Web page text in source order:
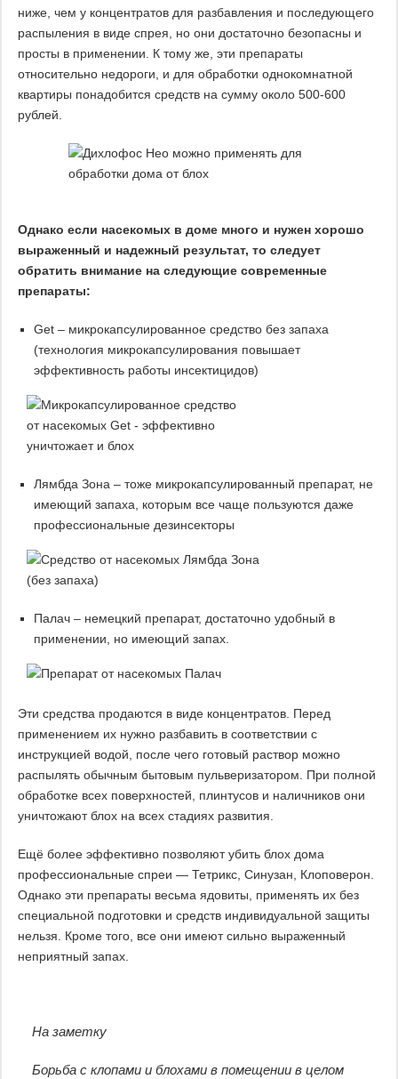
ниже, чем у концентратов для разбавления и последующего
распыления в виде спрея, но они достаточно безопасны и
просты в применении. К тому же, эти препараты
относительно недороги, и для обработки однокомнатной
квартиры понадобится средств на сумму около 500-600
рублей.
Однако если насекомых в доме много и нужен хорошо
выраженный и надежный результат, то следует
обратить внимание на следующие современные
препараты:
Get – микрокапсулированное средство без запаха
(технология микрокапсулирования повышает
эффективность работы инсектицидов)
Лямбда Зона – тоже микрокапсулированный препарат, не
имеющий запаха, которым все чаще пользуются даже
профессиональные дезинсекторы
Палач – немецкий препарат, достаточно удобный в
применении, но имеющий запах.
Эти средства продаются в виде концентратов. Перед
применением их нужно разбавить в соответствии с
инструкцией водой, после чего готовый раствор можно
распылять обычным бытовым пульверизатором. При полной
обработке всех поверхностей, плинтусов и наличников они
уничтожают блох на всех стадиях развития.
Ещё более эффективно позволяют убить блох дома
профессиональные спреи — Тетрикс, Синузан, Клоповерон.
Однако эти препараты весьма ядовиты, применять их без
специальной подготовки и средств индивидуальной защиты
нельзя. Кроме того, все они имеют сильно выраженный
неприятный запах.
На заметку
Борьба с клопами и блохами в помещении в целом